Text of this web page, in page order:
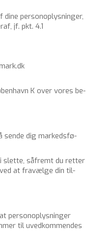
per­so­nop­lys­nin­ger,
jf. pkt. 4.1
K over vores be­
sende dig mar­keds­fø­
slet­te, så­fremt du ret­ter
at fra­væl­ge din til­
per­so­nop­lys­nin­ger
til uved­kom­men­des